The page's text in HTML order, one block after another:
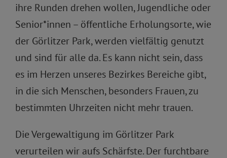
ihre Runden drehen wollen, Jugendliche oder
Senior*innen – öffentliche Erholungsorte, wie
der Görlitzer Park, werden vielfältig genutzt
und sind für alle da. Es kann nicht sein, dass
es im Herzen unseres Bezirkes Bereiche gibt,
in die sich Menschen, besonders Frauen, zu
bestimmten Uhrzeiten nicht mehr trauen.
Die Vergewaltigung im Görlitzer Park
verurteilen wir aufs Schärfste. Der furchtbare